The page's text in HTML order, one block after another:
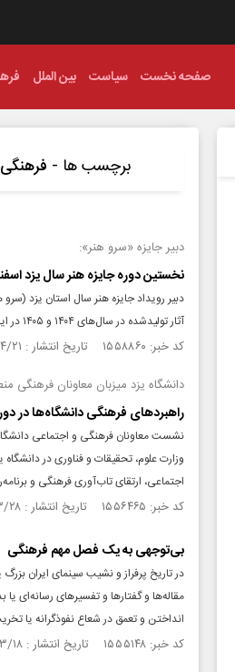
صفحه نخست سیاست بین الملل
برچسب ها - فرهنگی
دبیر جایزه «سرو هنر»:
نخستین دوره جایزه هنر سال یزد اسفند ۱۴۰۵ برگزار
آثار تولیدشده در سال‌های ۱۴۰۴ و ۱۴۰۵ در این دوره مورد ارزیابی قرار خواهند گرفت.
کد خبر: ۱۵۵۸۸۶۰ تاریخ انتشار : ۱۴۰۵/۰۴/۲۱
دانشگاه یزد میزبان معاونان فرهنگی منطقه ۶
راهبردهای فرهنگی دانشگاه‌ها در
وزارت علوم، تحقیقات و فناوری در
اجتماعی، ارتقای تاب‌آوری فرهنگی و
کد خبر: ۱۵۵۶۴۶۵ تاریخ انتشار : ۱۴۰۵/۰۳/۲۸
بی‌توجهی به یک فصل مهم فرهنگی
در تاریخ پرفراز و نشیب سینمای ایران
مقاله‌ها و گفتارها و تفسیرهای رسانه‌ای
انداختن و تعمق در شعاع نفوذگرانه یا
کد خبر: ۱۵۵۵۱۴۸ تاریخ انتشار : ۱۴۰۵/۰۳/۱۸